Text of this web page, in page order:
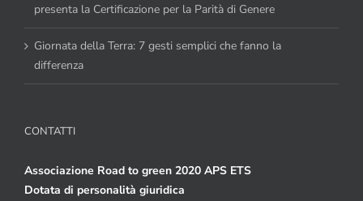
presenta la Certificazione per la Parità di Genere
Giornata della Terra: 7 gesti semplici che fanno la
differenza
CONTATTI
Associazione Road to green 2020 APS ETS
Dotata di personalità giuridica